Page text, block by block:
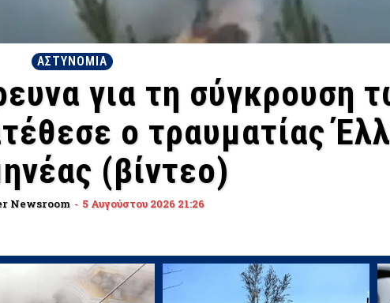
ΑΣΤΥΝΟΜΙΑ
για τη σύγκρουση
ο τραυματίας
(βίντεο)
Newsroom - 5 Αυγούστου 2026 21:26